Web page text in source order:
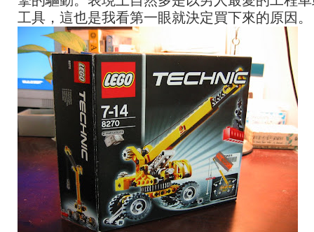
工具，這也是我看第一眼就決定買下來的原因。